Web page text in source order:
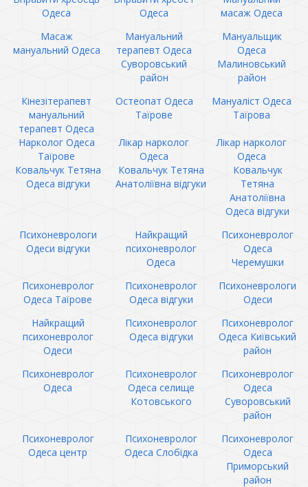
Одеса
Одеса
масаж Одеса
Масаж
мануальний Одеса
Мануальний
терапевт Одеса
Суворовський
район
Мануальщик
Одеса
Малиновський
район
Кінезітерапевт
мануальний
терапевт Одеса
Остеопат Одеса
Таїрове
Мануаліст Одеса
Таїрова
Нарколог Одеса
Таїрове
Лікар нарколог
Одеса
Лікар нарколог
Одеса
Ковальчук Тетяна
Одеса відгуки
Ковальчук Тетяна
Анатоліївна відгуки
Ковальчук
Тетяна
Анатоліївна
Одеса відгуки
Психоневрологи
Одеси відгуки
Найкращий
психоневролог
Одеса
Психоневролог
Одеса
Черемушки
Психоневролог
Одеса Таїрове
Психоневролог
Одеса відгуки
Психоневрологи
Одеси
Найкращий
психоневролог
Одеси
Психоневролог
Одеса відгуки
Психоневролог
Одеса Київський
район
Психоневролог
Одеса
Психоневролог
Одеса селище
Котовського
Психоневролог
Одеса
Суворовський
район
Психоневролог
Одеса центр
Психоневролог
Одеса Слобідка
Психоневролог
Одеса
Приморський
район